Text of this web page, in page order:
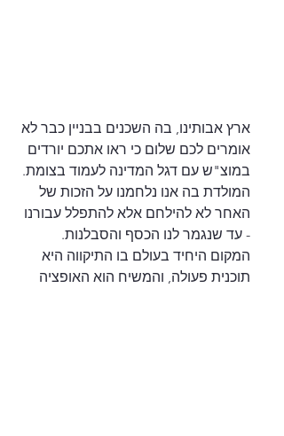
ארץ אבותינו, בה השכנים בבניין כבר לא
אומרים לכם שלום כי ראו אתכם יורדים
במוצ"ש עם דגל המדינה לעמוד בצומת.
המולדת בה אנו נלחמנו על הזכות של
האחר לא להילחם אלא להתפלל עבורנו
- עד שנגמר לנו הכסף והסבלנות.
המקום היחיד בעולם בו התיקווה היא
תוכנית פעולה, והמשיח הוא האופציה